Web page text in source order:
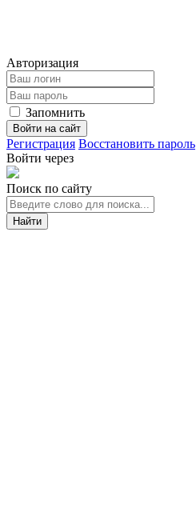
Авторизация
Запомнить
Войти на сайт
Регистрация Восстановить пароль
Войти через
Поиск по сайту
Найти